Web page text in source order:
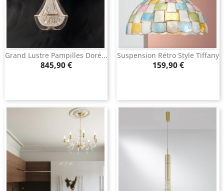
Grand Lustre Pampilles Doré...
Prix
845,90 €
Suspension Rétro Style Tiffany
Prix
159,90 €